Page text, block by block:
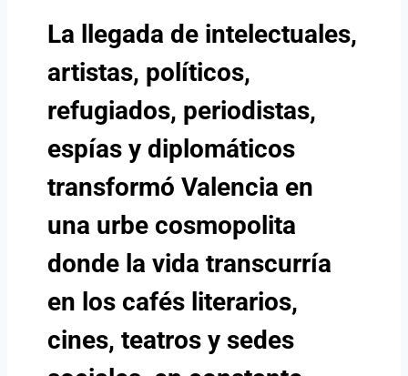
La llegada de intelectuales,
artistas, políticos,
refugiados, periodistas,
espías y diplomáticos
transformó Valencia en
una urbe cosmopolita
donde la vida transcurría
en los cafés literarios,
cines, teatros y sedes